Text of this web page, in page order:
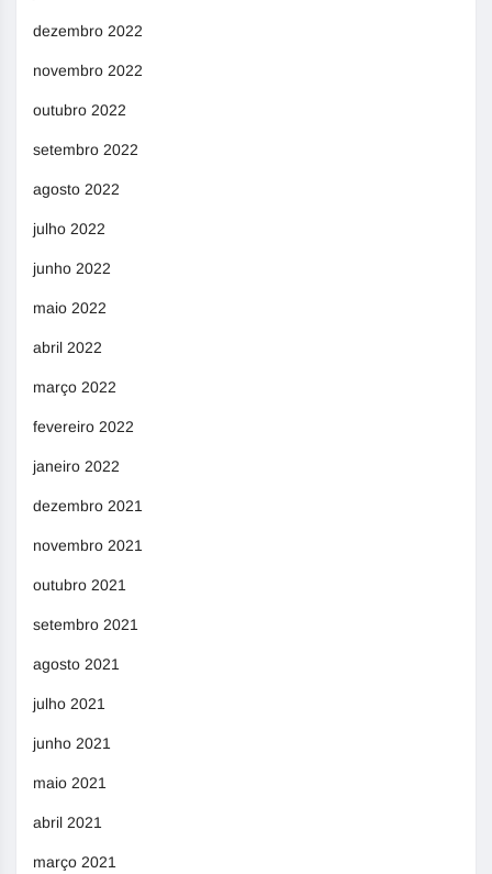
dezembro 2022
novembro 2022
outubro 2022
setembro 2022
agosto 2022
julho 2022
junho 2022
maio 2022
abril 2022
março 2022
fevereiro 2022
janeiro 2022
dezembro 2021
novembro 2021
outubro 2021
setembro 2021
agosto 2021
julho 2021
junho 2021
maio 2021
abril 2021
março 2021